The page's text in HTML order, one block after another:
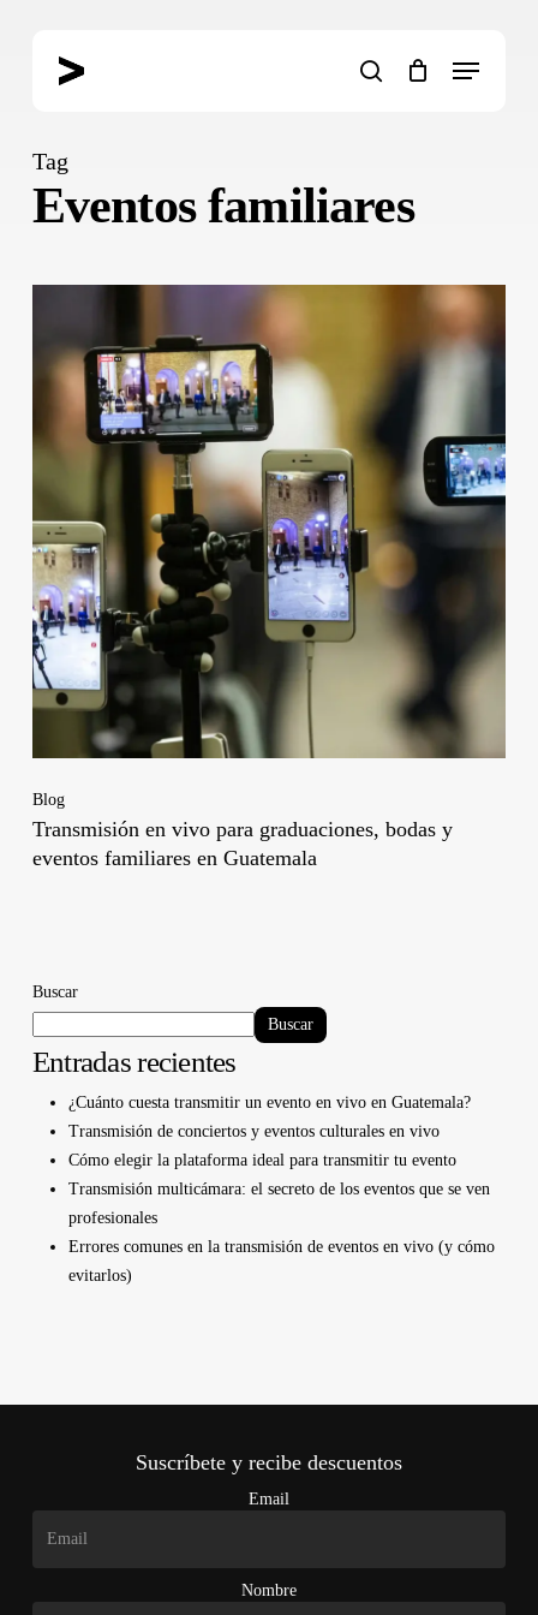
search
Menu
Tag
Eventos familiares
Blog
Transmisión en vivo para graduaciones, bodas y
eventos familiares en Guatemala
Buscar
Buscar
Entradas recientes
¿Cuánto cuesta transmitir un evento en vivo en Guatemala?
Transmisión de conciertos y eventos culturales en vivo
Cómo elegir la plataforma ideal para transmitir tu evento
Transmisión multicámara: el secreto de los eventos que se ven
profesionales
Errores comunes en la transmisión de eventos en vivo (y cómo
evitarlos)
Suscríbete y recibe descuentos
Email
Nombre